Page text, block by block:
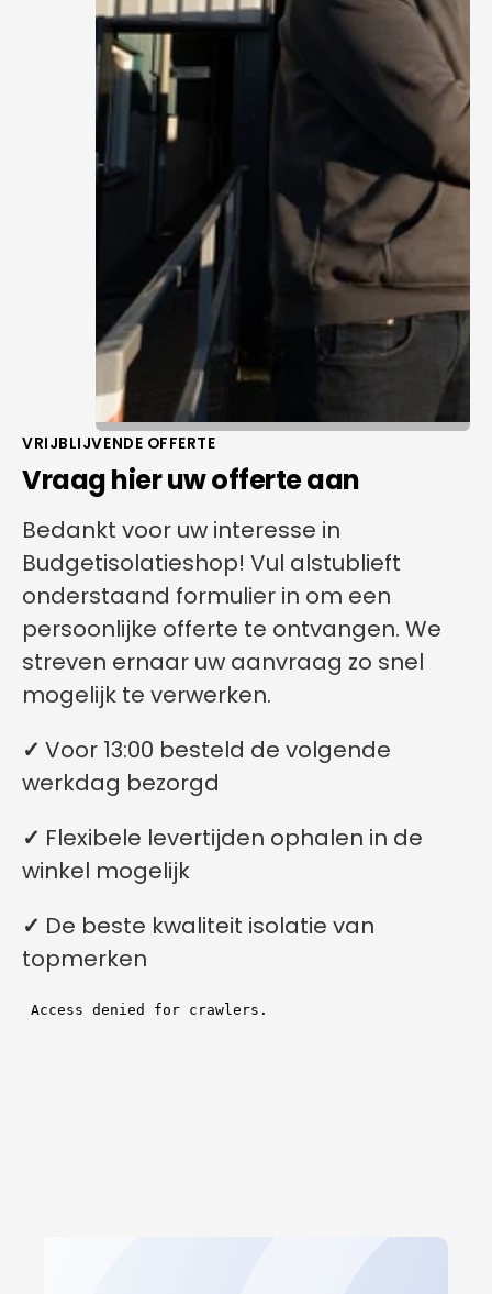
VRIJBLIJVENDE OFFERTE
Vraag hier uw offerte aan
Bedankt voor uw interesse in
Budgetisolatieshop! Vul alstublieft
onderstaand formulier in om een
persoonlijke offerte te ontvangen. We
streven ernaar uw aanvraag zo snel
mogelijk te verwerken.
✓ Voor 13:00 besteld de volgende
werkdag bezorgd
✓ Flexibele levertijden ophalen in de
winkel mogelijk
✓ De beste kwaliteit isolatie van
topmerken